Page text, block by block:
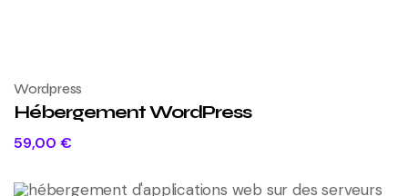
Wordpress
Hébergement WordPress
59,00 €